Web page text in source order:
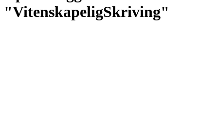
"VitenskapeligSkriving"